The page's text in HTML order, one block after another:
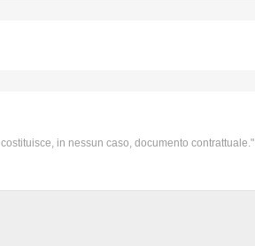
in nessun caso, documento contrattuale."